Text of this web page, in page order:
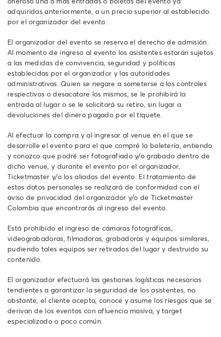
adquiridas anteriormente, a un precio superior al establecido
por el organizador del evento.
El organizador del evento se reserva el derecho de admisión.
Al momento de ingreso al evento los asistentes estarán sujetos
a las medidas de convivencia, seguridad y políticas
establecidas por el organizador y las autoridades
administrativas. Quien se negare a someterse a los controles
respectivos o desacatare los mismos, se le prohibirá la
entrada al lugar o se le solicitará su retiro, sin lugar a
devoluciones del dinero pagado por el tiquete.
Al efectuar la compra y al ingresar al venue en el que se
desarrolle el evento para el que compré la boletería, entiendo
y conozco que podré ser fotografiado y/o grabado dentro de
dicho venue, y durante el evento por el organizador,
Ticketmaster y/o los aliados del evento. El tratamiento de
estos datos personales se realizará de conformidad con el
aviso de privacidad del organizador y/o de Ticketmaster
Colombia que encontrarás al ingreso del evento.
Está prohibido el ingreso de cámaras fotográficas,
videograbadoras, filmadoras, grabadoras y equipos similares,
pudiendo tales equipos ser retirados del lugar y destruido su
contenido.
El organizador efectuará las gestiones logísticas necesarias
tendientes a garantizar la seguridad de los asistentes, no
obstante, el cliente acepta, conoce y asume los riesgos que se
derivan de los eventos con afluencia masiva, y target
especializado o poco común.